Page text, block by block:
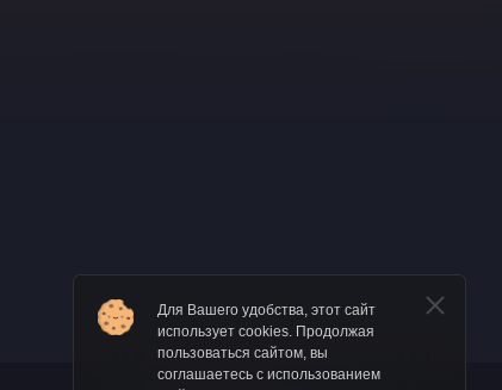
Для Вашего удобства, этот сайт
использует cookies. Продолжая
пользоваться сайтом, вы
соглашаетесь с использованием